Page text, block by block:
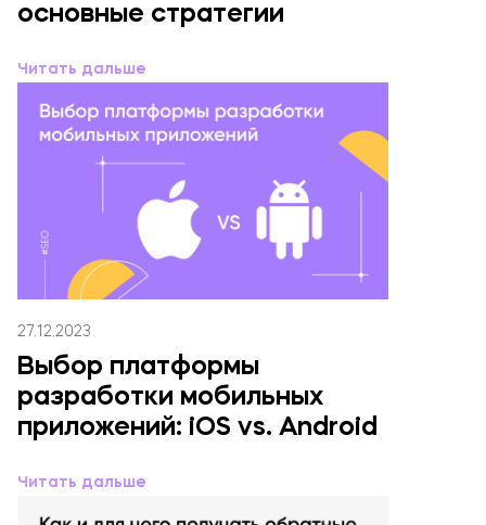
основные стратегии
Читать дальше
27.12.2023
Выбор платформы
разработки мобильных
приложений: iOS vs. Android
Читать дальше